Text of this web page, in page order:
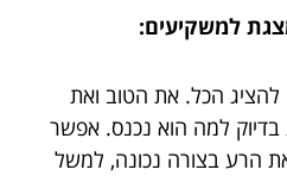
למשקיעים:
להציג הכל. את הטוב ואת
למה הוא נכנס. אפשר
הרע בצורה נכונה, למשל